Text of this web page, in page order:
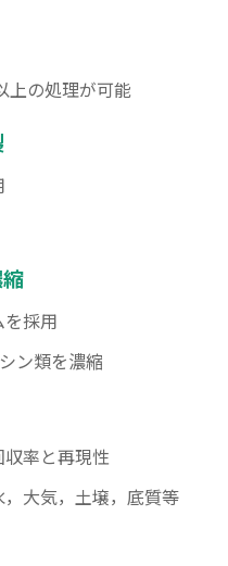
上の処理が可能
採用
ン類を濃縮
率と再現性
大気，土壌，底質等